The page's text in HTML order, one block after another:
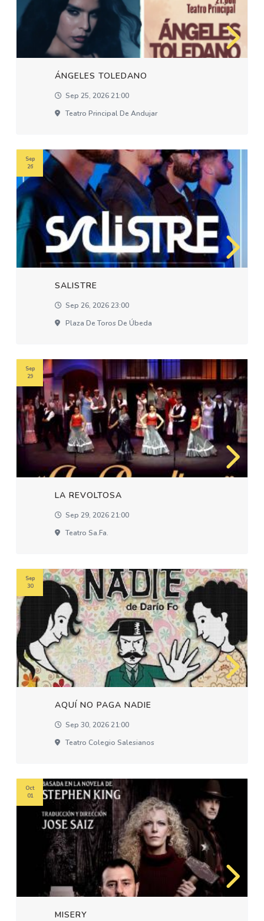
ÁNGELES TOLEDANO
Sep 25, 2026 21:00
Teatro Principal De Andujar
SALISTRE
Sep 26, 2026 23:00
Plaza De Toros De Úbeda
Sep
26
LA REVOLTOSA
Sep 29, 2026 21:00
Teatro Sa.fa.
Sep
29
AQUÍ NO PAGA NADIE
Sep 30, 2026 21:00
Teatro Colegio Salesianos
Sep
30
MISERY
Oct
01